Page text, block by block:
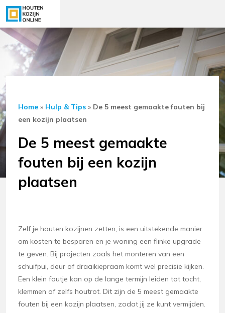
Home » Hulp & Tips » De 5 meest gemaakte fouten bij
een kozijn plaatsen
De 5 meest gemaakte
fouten bij een kozijn
plaatsen
Zelf je houten kozijnen zetten, is een uitstekende manier
om kosten te besparen en je woning een flinke upgrade
te geven. Bij projecten zoals het monteren van een
schuifpui, deur of draaikiepraam komt wel precisie kijken.
Een klein foutje kan op de lange termijn leiden tot tocht,
klemmen of zelfs houtrot. Dit zijn de 5 meest gemaakte
fouten bij een kozijn plaatsen, zodat jij ze kunt vermijden.